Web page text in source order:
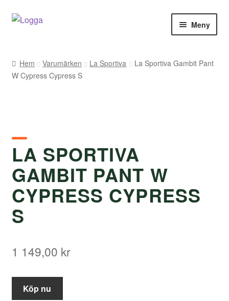
Hoppa
Hoppa
Meny
Kontakt
Varumärken
Väljare
Hem Varumärken La Sportiva
La Sportiva Gambit Pant
W Cypress Cypress S
LA SPORTIVA
GAMBIT PANT W
CYPRESS CYPRESS
S
1 149,00 kr
Köp nu